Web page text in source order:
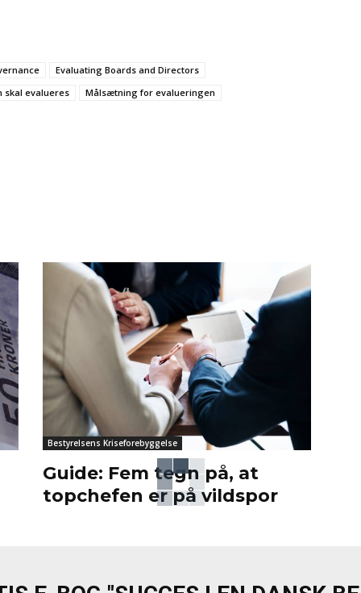
Evaluating Boards and Directors
skal evalueres
Målsætning for evalueringen
Bestyrelsens Kriseforebyggelse
Guide: Fem tegn på, at
topchefen er på vildspor